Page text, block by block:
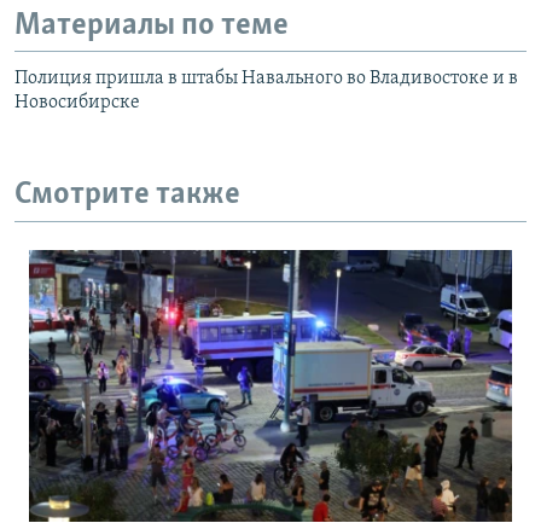
Материалы по теме
Полиция пришла в штабы Навального во Владивостоке и в
Новосибирске
Смотрите также